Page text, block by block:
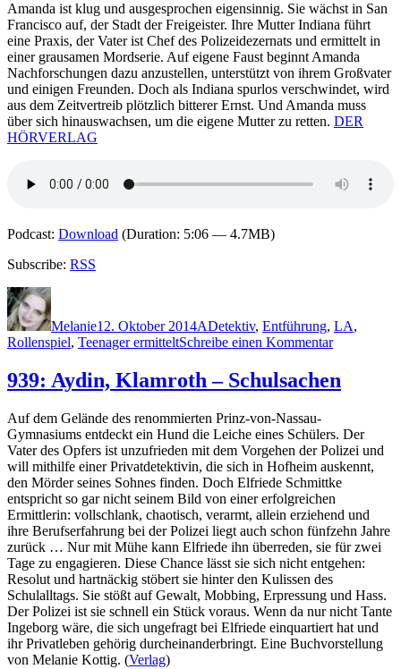
riskiert
Kopf
und
Kragen
Amanda ist klug und ausgesprochen eigensinnig. Sie wächst in San
Francisco auf, der Stadt der Freigeister. Ihre Mutter Indiana führt
eine Praxis, der Vater ist Chef des Polizeidezernats und ermittelt in
einer grausamen Mordserie. Auf eigene Faust beginnt Amanda
Nachforschungen dazu anzustellen, unterstützt von ihrem Großvater
und einigen Freunden. Doch als Indiana spurlos verschwindet, wird
aus dem Zeitvertreib plötzlich bitterer Ernst. Und Amanda muss
über sich hinauswachsen, um die eigene Mutter zu retten. DER
HÖRVERLAG
Podcast: Download (Duration: 5:06 — 4.7MB)
Subscribe: RSS
Autor
Melanie12. Oktober 2014ADetektiv, Entführung, LA,
Rollenspiel, Teenager ermitteltSchreibe einen Kommentarzu
Allende
Suche
939: Aydin, Klamroth – Schulsachen
Auf dem Gelände des renommierten Prinz-von-Nassau-
Gymnasiums entdeckt ein Hund die Leiche eines Schülers. Der
Vater des Opfers ist unzufrieden mit dem Vorgehen der Polizei und
will mithilfe einer Privatdetektivin, die sich in Hofheim auskennt,
den Mörder seines Sohnes finden. Doch Elfriede Schmittke
entspricht so gar nicht seinem Bild von einer erfolgreichen
Ermittlerin: vollschlank, chaotisch, verarmt, allein erziehend und
ihre Berufserfahrung bei der Polizei liegt auch schon fünfzehn Jahre
zurück … Nur mit Mühe kann Elfriede ihn überreden, sie für zwei
Tage zu engagieren. Diese Chance lässt sie sich nicht entgehen:
Resolut und hartnäckig stöbert sie hinter den Kulissen des
Schulalltags. Sie stößt auf Gewalt, Mobbing, Erpressung und Hass.
Der Polizei ist sie schnell ein Stück voraus. Wenn da nur nicht Tante
Ingeborg wäre, die sich ungefragt bei Elfriede einquartiert hat und
ihr Privatleben gehörig durcheinanderbringt. Eine Buchvorstellung
von Melanie Kottig. (Verlag)